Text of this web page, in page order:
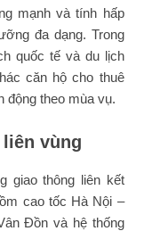
mạnh và tính hấp
đa dạng. Trong
quốc tế và du lịch
căn hộ cho thuê
động theo mùa vụ.
vùng
giao thông liên kết
cao tốc Hà Nội –
Đồn và hệ thống